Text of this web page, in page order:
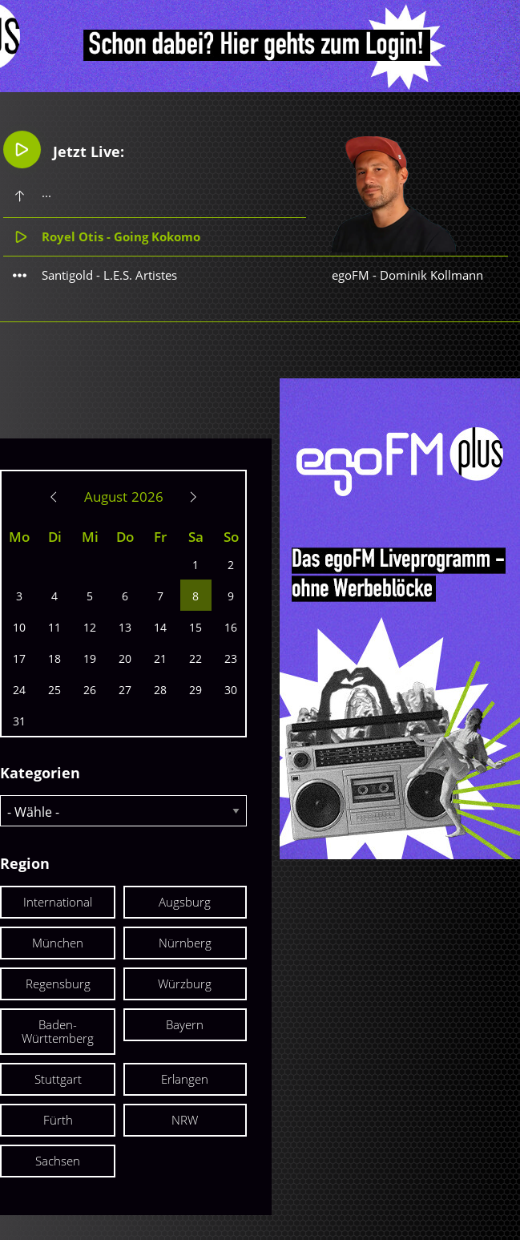
Jetzt Live:
...
Royel Otis - Going Kokomo
Santigold - L.E.S. Artistes egoFM - Dominik Kollmann
August
Mo Di Mi Do Fr Sa So
1 2
3 4 5 6 7 8 9
10 11 12 13 14 15 16
17 18 19 20 21 22 23
24 25 26 27 28 29 30
31
Kategorien
Region
International Augsburg
München Nürnberg
Regensburg Würzburg
Baden-
Württemberg
Bayern
Stuttgart Erlangen
Fürth NRW
Sachsen